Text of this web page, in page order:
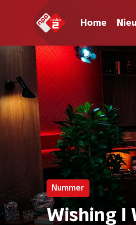
Home
Nummer
Wishing I